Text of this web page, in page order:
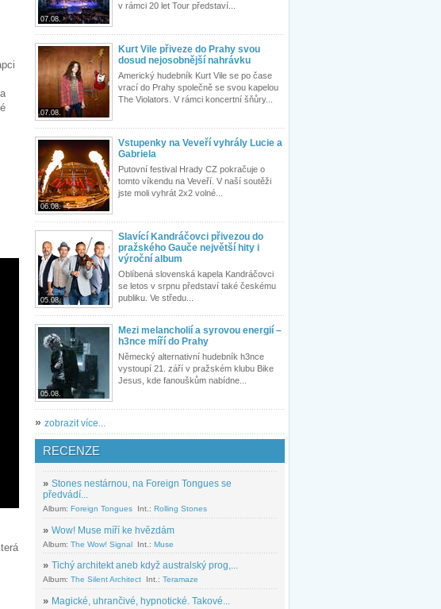
07.08.
v rámci 20 let Tour představí...
07.08.
Kurt Vile přiveze do Prahy svou
dosud nejosobnější nahrávku
Americký hudebník Kurt Vile se po čase
vrací do Prahy společně se svou kapelou
The Violators. V rámci koncertní šňůry...
06.08.
Vstupenky na Veveří vyhrály Lucie a
Gabriela
Putovní festival Hrady CZ pokračuje o
tomto víkendu na Veveří. V naší soutěži
jste moli vyhrát 2x2 volné...
05.08.
Slavící Kandráčovci přivezou do
pražského Gauče největší hity i
výroční album
Oblíbená slovenská kapela Kandráčovci
se letos v srpnu představí také českému
publiku. Ve středu...
05.08.
Mezi melancholií a syrovou energií –
h3nce míří do Prahy
Německý alternativní hudebník h3nce
vystoupí 21. září v pražském klubu Bike
Jesus, kde fanouškům nabídne...
» zobrazit více...
RECENZE
» Stones nestárnou, na Foreign Tongues se
předvádí...
Album: Foreign Tongues Int.: Rolling Stones
» Wow! Muse míří ke hvězdám
Album: The Wow! Signal Int.: Muse
» Tichý architekt aneb když australský prog,...
Album: The Silent Architect Int.: Teramaze
» Magické, uhrančivé, hypnotické. Takové...